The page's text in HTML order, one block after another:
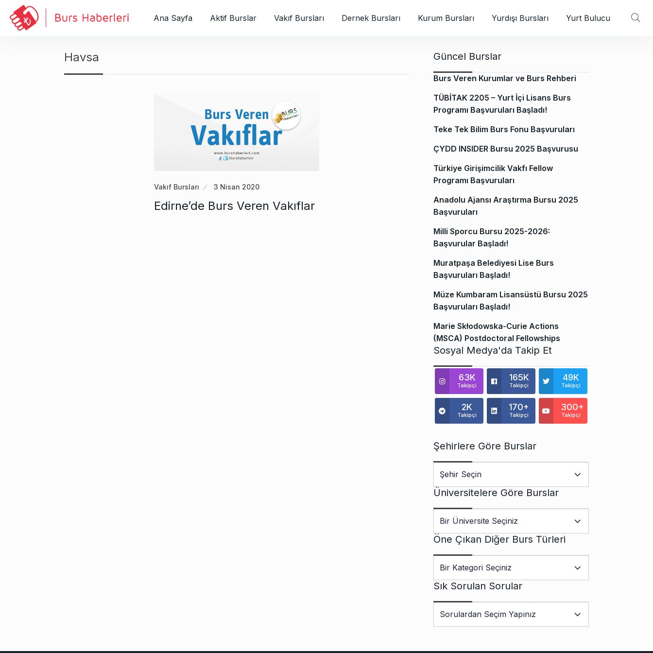
Ana Sayfa Aktif Burslar Vakıf Bursları Dernek Bursları Kurum Bursları Yurdışı Bursları Yurt Bulucu
Havsa
Vakıf Bursları 3 Nisan 2020
Edirne’de Burs Veren Vakıflar
Güncel Burslar
Burs Veren Kurumlar ve Burs Rehberi
TÜBİTAK 2205 – Yurt İçi Lisans Burs
Programı Başvuruları Başladı!
Teke Tek Bilim Burs Fonu Başvuruları
ÇYDD INSIDER Bursu 2025 Başvurusu
Türkiye Girişimcilik Vakfı Fellow
Programı Başvuruları
Anadolu Ajansı Araştırma Bursu 2025
Başvuruları
Milli Sporcu Bursu 2025-2026:
Başvurular Başladı!
Muratpaşa Belediyesi Lise Burs
Başvuruları Başladı!
Müze Kumbaram Lisansüstü Bursu 2025
Başvuruları Başladı!
Marie Skłodowska-Curie Actions
(MSCA) Postdoctoral Fellowships
Sosyal Medya'da Takip Et
63K
Takipçi
165K
Takipçi
49K
Takipçi
2K
Takipçi
170+
Takipçi
300+
Takipçi
Şehirlere Göre Burslar
Üniversitelere Göre Burslar
Öne Çıkan Diğer Burs Türleri
Sık Sorulan Sorular